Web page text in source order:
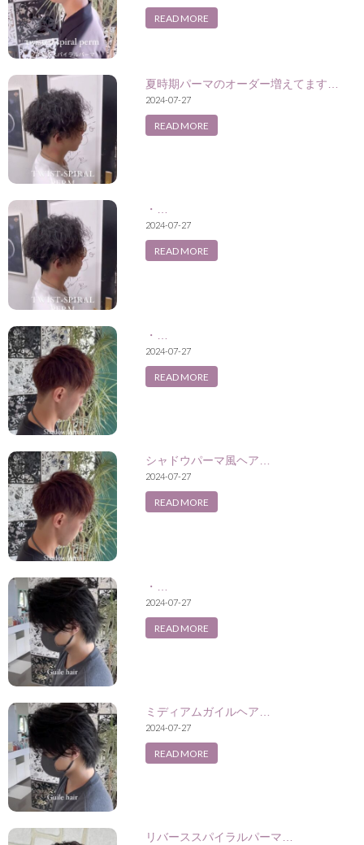
READ MORE
夏時期パーマのオーダー増えてます…
2024-07-27
READ MORE
・…
2024-07-27
READ MORE
・…
2024-07-27
READ MORE
シャドウパーマ風ヘア…
2024-07-27
READ MORE
・…
2024-07-27
READ MORE
ミディアムガイルヘア…
2024-07-27
READ MORE
リバーススパイラルパーマ…